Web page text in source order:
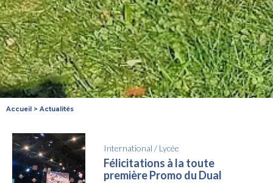
Accueil > Actualités
International / Lycée
Félicitations à la toute
première Promo du Dual